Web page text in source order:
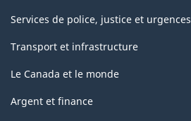
Services de police, justice et urgences
Transport et infrastructure
Le Canada et le monde
Argent et finance